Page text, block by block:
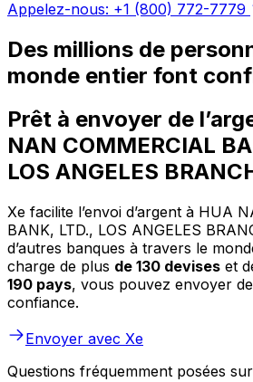
Appelez-nous: +1 (800) 772-7779
Des millions de
monde entier font
Prêt à envoyer de
NAN COMMERCIAL
LOS ANGELES
Xe facilite l’envoi d’argent à HUA
BANK, LTD., LOS ANGELES
d’autres banques à travers le
charge de plus de 130 devises et
190 pays, vous pouvez envoyer
confiance.
Envoyer avec Xe
Questions fréquemment posées